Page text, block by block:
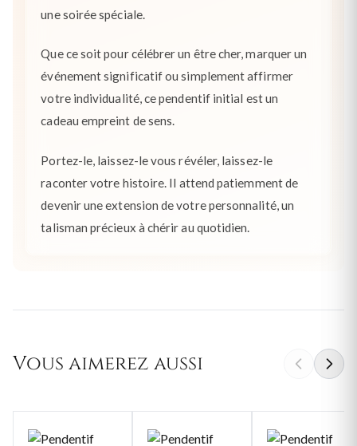
une soirée spéciale.
Que ce soit pour célébrer un être cher, marquer un
événement significatif ou simplement affirmer
votre individualité, ce pendentif initial est un
cadeau empreint de sens.
Portez-le, laissez-le vous révéler, laissez-le
raconter votre histoire. Il attend patiemment de
devenir une extension de votre personnalité, un
talisman précieux à chérir au quotidien.
Vous aimerez aussi